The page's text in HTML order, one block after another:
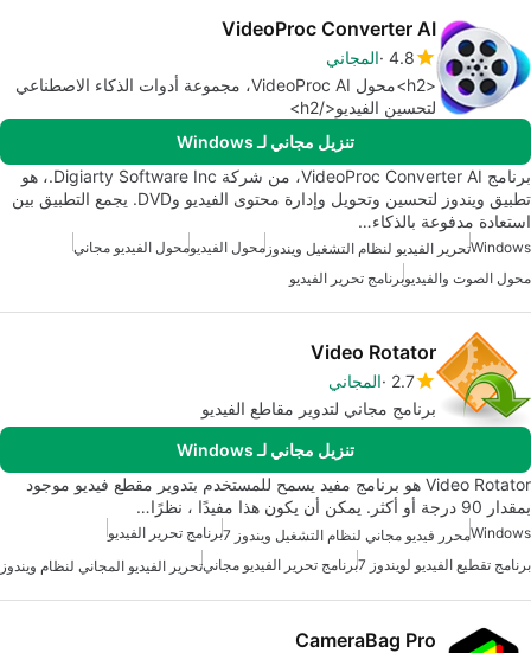
VideoProc Converter AI
4.8 المجاني
<h2>محول VideoProc AI، مجموعة أدوات الذكاء الاصطناعي
لتحسين الفيديو</h2>
تنزيل مجاني لـ Windows
برنامج VideoProc Converter AI، من شركة Digiarty Software Inc.، هو
تطبيق ويندوز لتحسين وتحويل وإدارة محتوى الفيديو وDVD. يجمع التطبيق بين
استعادة مدفوعة بالذكاء…
Windowsتحرير الفيديو لنظام التشغيل ويندوز محول الفيديومحول الفيديو مجاني
محول الصوت والفيديوبرنامج تحرير الفيديو
Video Rotator
2.7 المجاني
برنامج مجاني لتدوير مقاطع الفيديو
تنزيل مجاني لـ Windows
Video Rotator هو برنامج مفيد يسمح للمستخدم بتدوير مقطع فيديو موجود
بمقدار 90 درجة أو أكثر. يمكن أن يكون هذا مفيدًا ، نظرًا…
Windowsمحرر فيديو مجاني لنظام التشغيل ويندوز 7
برنامج تحرير الفيديو
برنامج تقطيع الفيديو لويندوز 7
برنامج تحرير الفيديو مجانيتحرير الفيديو المجاني لنظام ويندوز
CameraBag Pro